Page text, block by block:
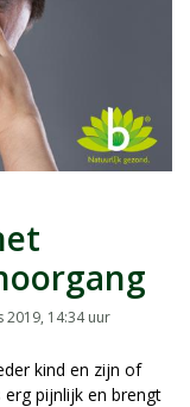
2019, 14:34uur
kind en zijn of
pijnlijk en brengt